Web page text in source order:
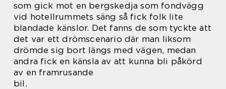
som gick mot en bergskedja som fondvägg
vid hotellrummets säng så fick folk lite
blandade känslor. Det fanns de som tyckte att
det var ett drömscenario där man liksom
drömde sig bort längs med vägen, medan
andra fick en känsla av att kunna bli påkörd
av en framrusande
bil.